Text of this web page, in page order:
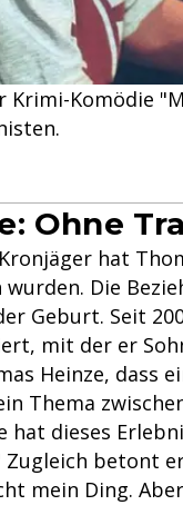
Krimi-Komödie
Ohne
hat
wurden. Die
Geburt. Seit
mit der er
Heinze, dass
Thema
hat dieses
betont
mein Ding.